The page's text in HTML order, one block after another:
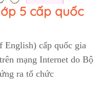
5 cấp quốc
English) cấp quốc gia
mạng Internet do Bộ
ra tổ chức